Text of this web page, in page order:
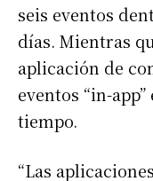
seis eventos
días. Mientras
aplicación de
eventos “in-
tiempo.
“Las